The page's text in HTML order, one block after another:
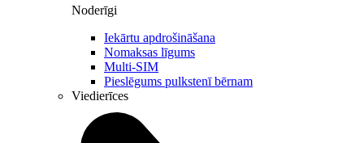
Noderīgi
Iekārtu apdrošināšana
Nomaksas līgums
Multi-SIM
Pieslēgums pulkstenī bērnam
Viedierīces